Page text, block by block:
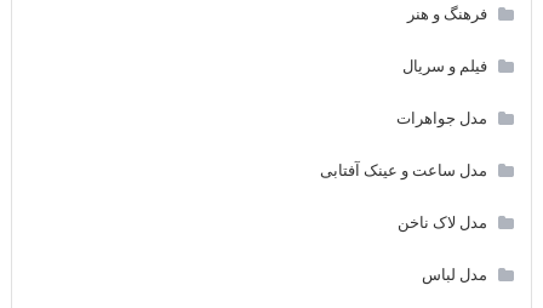
فرهنگ و هنر
فیلم و سریال
مدل جواهرات
مدل ساعت و عینک آفتابی
مدل لاک ناخن
مدل لباس